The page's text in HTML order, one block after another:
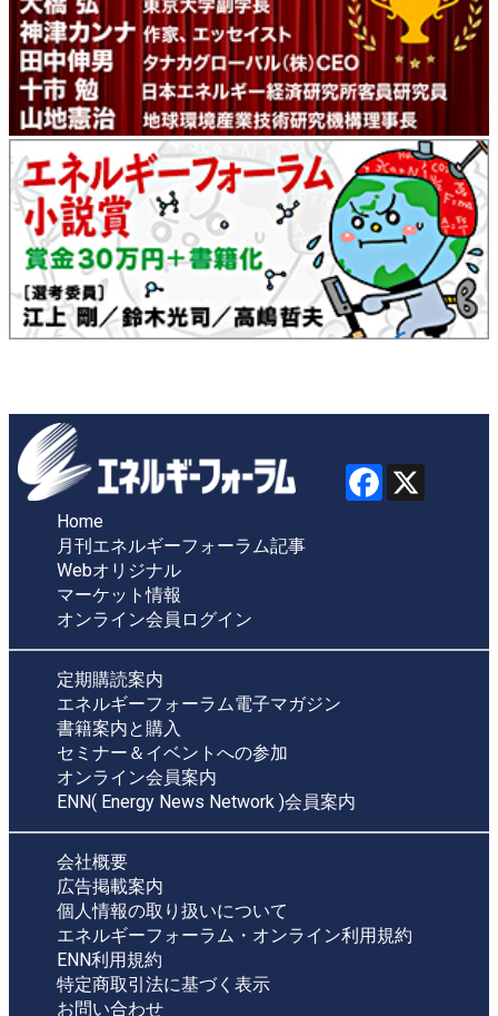
Home
月刊エネルギーフォーラム記事
Webオリジナル
マーケット情報
オンライン会員ログイン
定期購読案内
エネルギーフォーラム電子マガジン
書籍案内と購入
セミナー＆イベントへの参加
オンライン会員案内
ENN( Energy News Network )会員案内
会社概要
広告掲載案内
個人情報の取り扱いについて
エネルギーフォーラム・オンライン利用規約
ENN利用規約
特定商取引法に基づく表示
お問い合わせ